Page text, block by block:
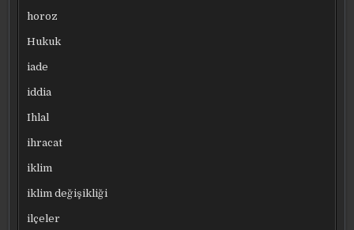
horoz
Hukuk
iade
iddia
Ihlal
ihracat
iklim
iklim değişikliği
ilçeler